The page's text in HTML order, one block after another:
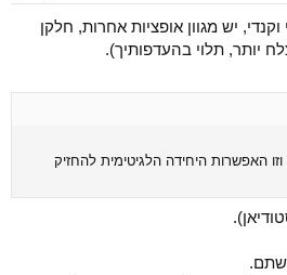
וקנדי, יש מגוון אופציות אחרות, חלקן
יותר, תלוי בהעדפותיך).
האפשרות היחידה הלגיטימית להחזיק